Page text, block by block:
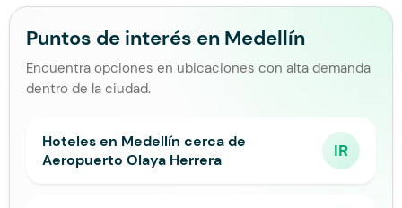
Puntos de interés en Medellín
Encuentra opciones en ubicaciones con alta demanda
dentro de la ciudad.
Hoteles en Medellín cerca de
Aeropuerto Olaya Herrera
IR